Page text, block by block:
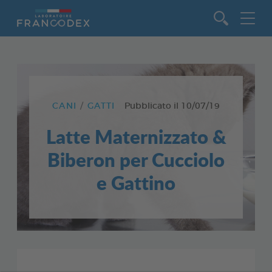
CANI GATTI Pubblicato il 10/07/19
Latte Maternizzato &
Biberon per Cucciolo
e Gattino